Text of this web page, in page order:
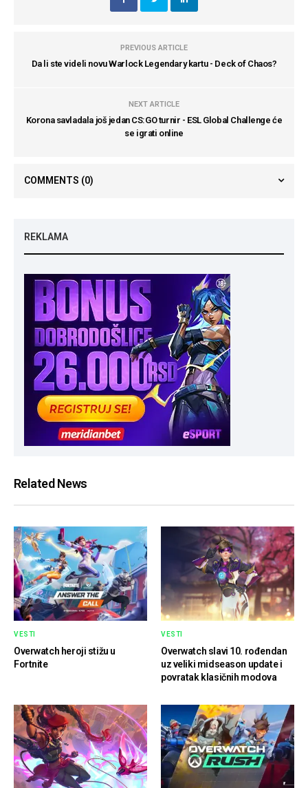
PREVIOUS ARTICLE
Da li ste videli novu Warlock Legendary kartu - Deck of Chaos?
NEXT ARTICLE
Korona savladala još jedan CS:GO turnir - ESL Global Challenge će
se igrati online
COMMENTS (0)
REKLAMA
Related News
VESTI
Overwatch heroji stižu u
Fortnite
VESTI
Overwatch slavi 10. rođendan
uz veliki midseason update i
povratak klasičnih modova